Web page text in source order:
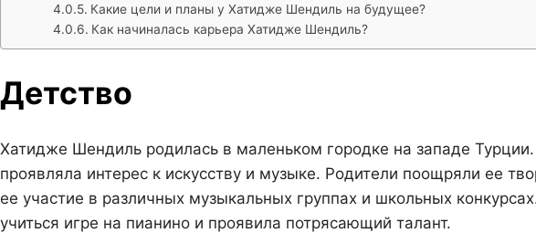
Какие цели и планы у Хатидже Шендиль на будущее?
Как начиналась карьера Хатидже Шендиль?
Детство
Хатидже Шендиль родилась в маленьком городке на западе
проявляла интерес к искусству и музыке. Родители поощряли ее
ее участие в различных музыкальных группах и школьных
учиться игре на пианино и проявила потрясающий талант.